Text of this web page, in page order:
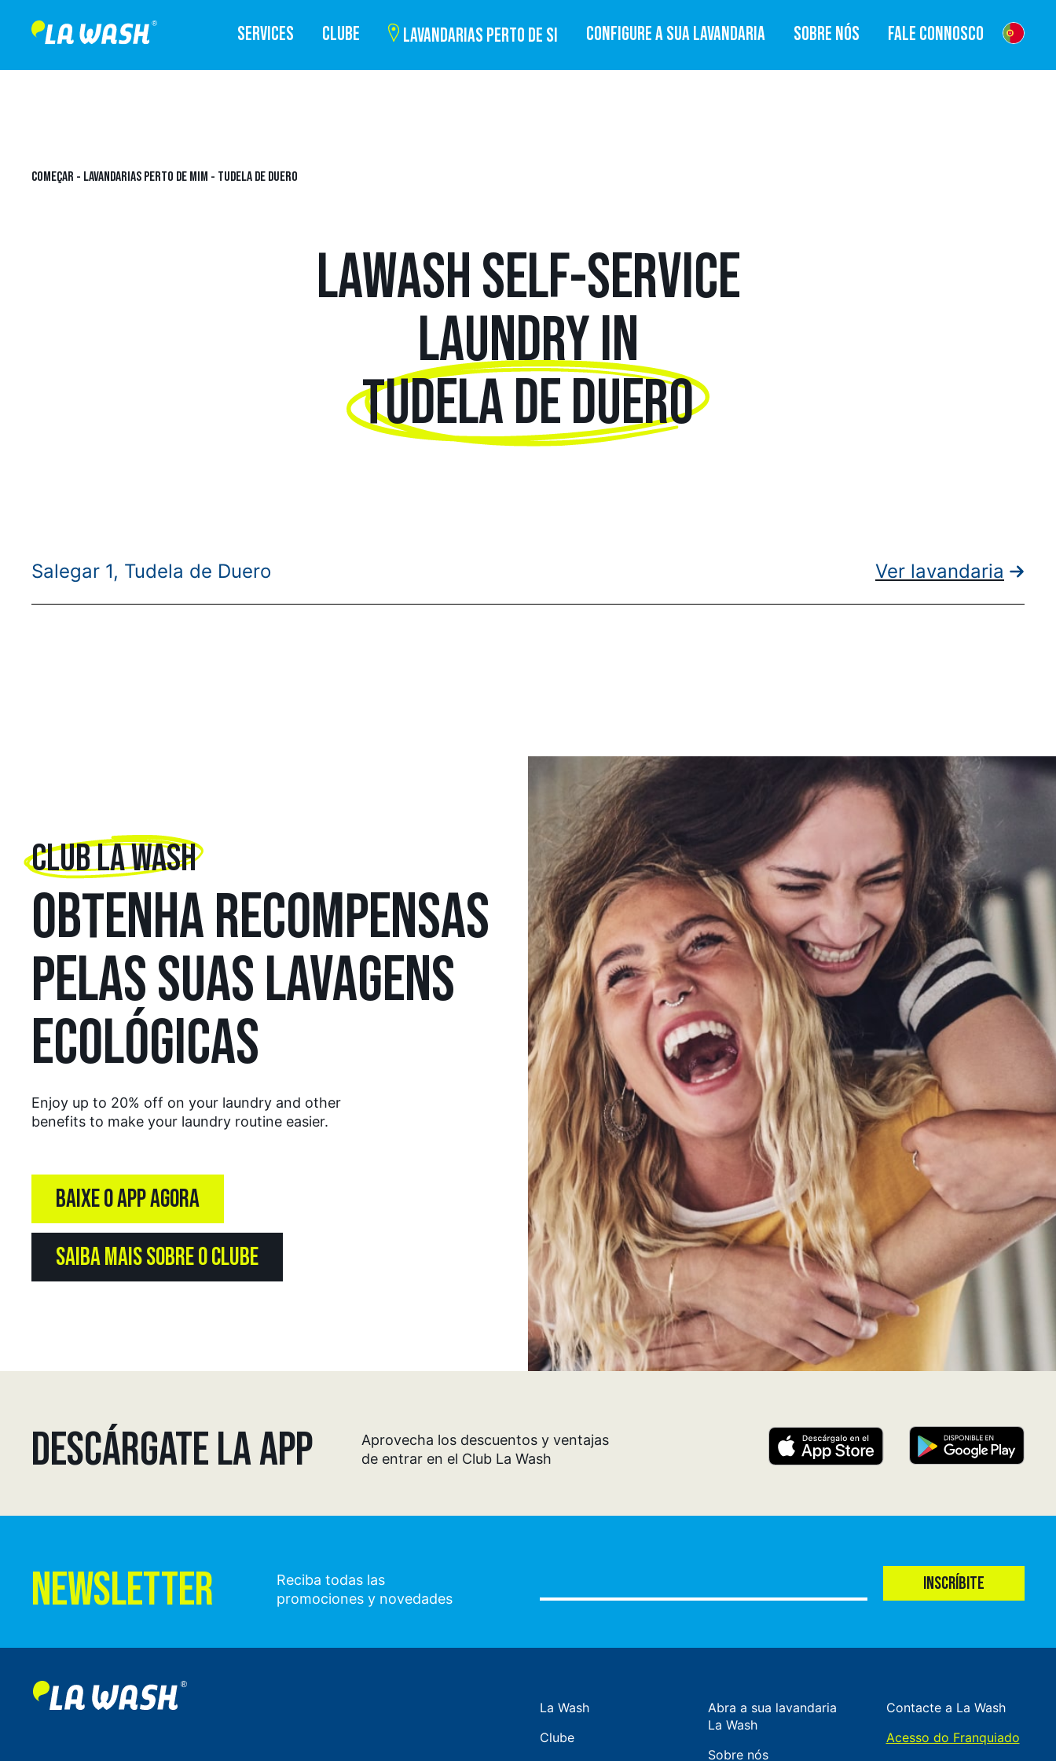
SERVICES CLUBE LAVANDARIAS PERTO DE SI CONFIGURE A SUA LAVANDARIA SOBRE NÓS FALE CONNOSCO
COMEÇAR - LAVANDARIAS PERTO DE MIM - TUDELA DE DUERO
LAWASH SELF-SERVICE
LAUNDRY IN
TUDELA DE DUERO
Salegar 1, Tudela de Duero Ver lavandaria
CLUB LA WASH
OBTENHA RECOMPENSAS
PELAS SUAS LAVAGENS
ECOLÓGICAS
Enjoy up to 20% off on your laundry and other
benefits to make your laundry routine easier.
BAIXE O APP AGORA
SAIBA MAIS SOBRE O CLUBE
DESCÁRGATE LA APP
Aprovecha los descuentos y ventajas
de entrar en el Club La Wash
NEWSLETTER
Reciba todas las
promociones y novedades
INSCRÍBITE
La Wash
Clube
Abra a sua lavandaria
La Wash
Sobre nós
Contacte a La Wash
Acesso do Franquiado